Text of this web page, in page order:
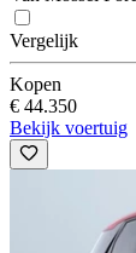
Vergelijk
Kopen
€ 44.350
Bekijk voertuig